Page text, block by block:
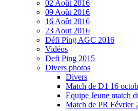
02 Août 2016
09 Août 2016
16 Août 2016
23 Aout 2016
Défi Ping AGC 2016
Vidéos
Defi Ping 2015
Divers photos
Divers
Match de D1 16
Equipe Jeune match
Match de PR Février